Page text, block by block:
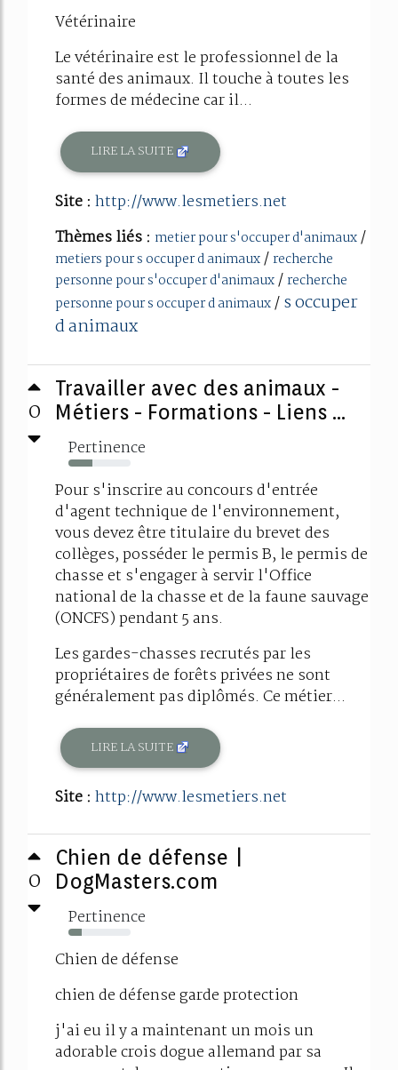
Vétérinaire
Le vétérinaire est le professionnel de la
santé des animaux. Il touche à toutes les
formes de médecine car il...
LIRE LA SUITE
Site : http://www.lesmetiers.net
Thèmes liés : metier pour s'occuper d'animaux/
metiers pour s occuper d animaux/recherche
personne pour s'occuper d'animaux/recherche
personne pour s occuper d animaux/s occuper
d animaux
0
Travailler avec des animaux -
Métiers - Formations - Liens ...
Pertinence
39%
Pour s'inscrire au concours d'entrée
d'agent technique de l'environnement,
vous devez être titulaire du brevet des
collèges, posséder le permis B, le permis de
chasse et s'engager à servir l'Office
national de la chasse et de la faune sauvage
(ONCFS) pendant 5 ans.
Les gardes-chasses recrutés par les
propriétaires de forêts privées ne sont
généralement pas diplômés. Ce métier...
LIRE LA SUITE
Site : http://www.lesmetiers.net
0
Chien de défense |
DogMasters.com
Pertinence
22%
Chien de défense
chien de défense garde protection
j'ai eu il y a maintenant un mois un
adorable crois dogue allemand par sa